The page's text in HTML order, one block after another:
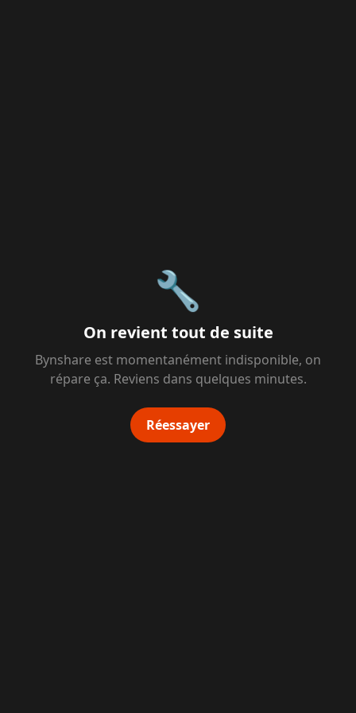
🔧
On revient tout de suite
Bynshare est momentanément indisponible, on
répare ça. Reviens dans quelques minutes.
Réessayer